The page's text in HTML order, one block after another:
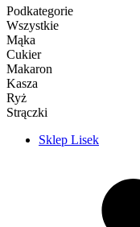
Podkategorie
Wszystkie
Mąka
Cukier
Makaron
Kasza
Ryż
Strączki
Sklep Lisek